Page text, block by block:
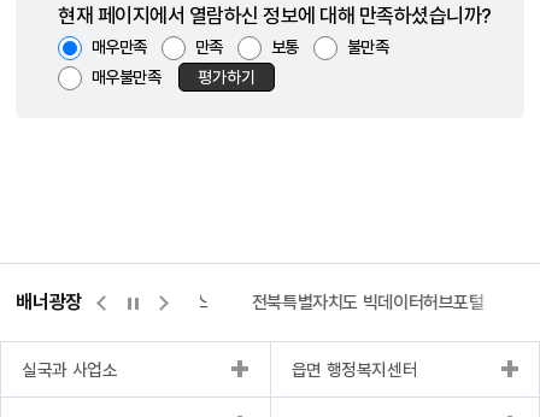
현재 페이지에서 열람하신 정보에 대해 만족하셨습니까?
매우만족 만족 보통
불만족
매우불만족
평가하기
배너광장
량바로처리센터 위택스 전북특별자치도 빅데이터허브포털
실국과 사업소 읍면 행정복지센터